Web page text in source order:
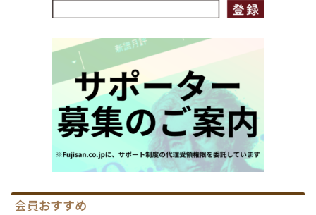
会員おすすめ